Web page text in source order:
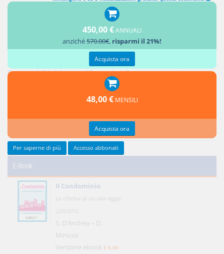
Responsabilità del notaio: i controlli sui soggetti e sull'oggetto dell'atto
Responsabilità del notaio: l'illecito disciplinare conseguente
Credito privilegiato del promissario acquirente e ipoteche sul bene
Reciprocità delle concessioni
Tutti gli ultimi contributi >
E-Book
Il Condominio
La riforma di cui alla legge
220/2012
S. D'Andrea – D.
Minussi
Versione ebook € 6,99
450,00 €ANNUALI
anziché570.00€, risparmi il 21%!
Acquista ora
48,00 € MENSILI
Acquista ora
Per saperne di più Accesso abbonati